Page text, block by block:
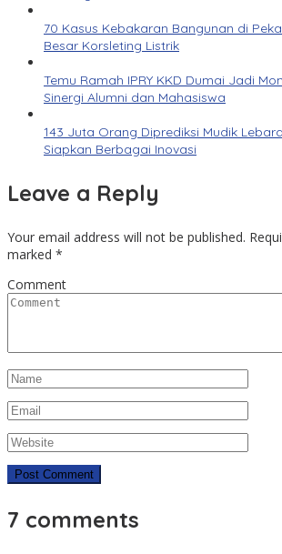
70 Kasus Kebakaran Bangunan di
Besar Korsleting Listrik
Temu Ramah IPRY KKD Dumai Jadi
Sinergi Alumni dan Mahasiswa
143 Juta Orang Diprediksi Mudik
Siapkan Berbagai Inovasi
Leave a Reply
Your email address will not be published.
marked *
Comment
7 comments